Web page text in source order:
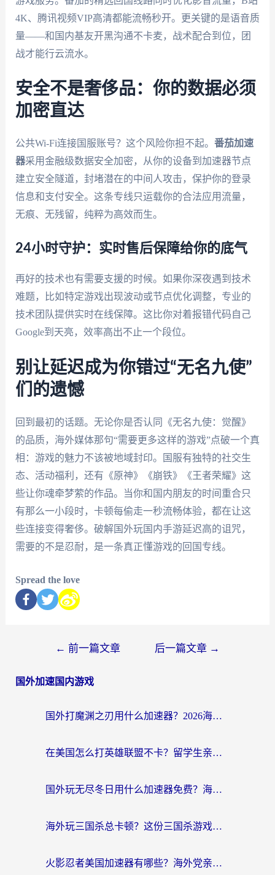
4K、腾讯视频VIP高清都能流畅秒开。更关键的是语音质
量——和国内基友开黑沟通不卡麦，战术配合到位，团
战才能行云流水。
安全不是奢侈品：你的数据必须
加密直达
公共Wi-Fi连接国服账号？这个风险你担不起。 番茄加速
器采用金融级数据安全加密，从你的设备到加速器节点
建立安全隧道，封堵潜在的中间人攻击，保护你的登录
信息和支付安全。这条专线只运载你的合法应用流量，
无痕、无残留，纯粹为高效而生。
24小时守护：实时售后保障给你的底气
再好的技术也有需要支援的时候。如果你深夜遇到技术
难题，比如特定游戏出现波动或节点优化调整，专业的
技术团队提供实时在线保障。这比你对着报错代码自己
Google到天亮，效率高出不止一个段位。
别让延迟成为你错过“无名九使”
们的遗憾
回到最初的话题。无论你是否认同《无名九使：觉醒》
的品质，海外媒体那句“需要更多这样的游戏”点破一个真
相：游戏的魅力不该被地域封印。国服有独特的社交生
态、活动福利，还有《原神》《崩铁》《王者荣耀》这
些让你魂牵梦萦的作品。当你和国内朋友的时间重合只
有那么一小段时，卡顿每偷走一秒流畅体验，都在让这
些连接变得奢侈。破解国外玩国内手游延迟高的诅咒，
需要的不是忍耐，是一条真正懂游戏的回国专线。
Spread the love
← 前一篇文章 后一篇文章 →
国外加速国内游戏
国外打魔渊之刃用什么加速器？2026海外玩家国服游戏加速全攻略（附闪耀暖暖&复苏的魔女避坑指南）
在美国怎么打英雄联盟不卡？留学生亲测的国服游戏加速全攻略
国外玩无尽冬日用什么加速器免费？海外党国服游戏加速避坑指南
海外玩三国杀总卡顿？这份三国杀游戏加速器指南帮你告别延迟烦恼
火影忍者美国加速器有哪些？海外党亲测的国服游戏加速全攻略（含菲律宾玩三国之刃守望黎明技巧）